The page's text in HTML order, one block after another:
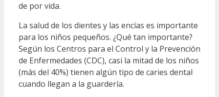
de por vida.
La salud de los dientes y las encías es importante
para los niños pequeños. ¿Qué tan importante?
Según los Centros para el Control y la Prevención
de Enfermedades (CDC), casi la mitad de los niños
(más del 40%) tienen algún tipo de caries dental
cuando llegan a la guardería.